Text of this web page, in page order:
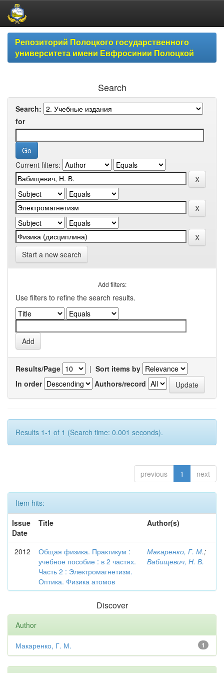
Skip
navigationРепозиторий Полоцкого государственного
университета имени Евфросинии Полоцкой
Search
Search:
for
Current filters:
Start a new search
Add filters:
Use filters to refine the search results.
Results/Page | Sort items by
In order
Authors/record
Results 1-1 of 1 (Search time: 0.001 seconds).
previous 1 next
Item hits:
Issue
Date
Title Author(s)
2012
Общая физика. Практикум :
учебное пособие : в 2 частях.
Часть 2 : Электромагнетизм.
Оптика. Физика атомов
Макаренко, Г. М.;
Вабищевич, Н. В.
Discover
Author
1
Макаренко, Г. М.